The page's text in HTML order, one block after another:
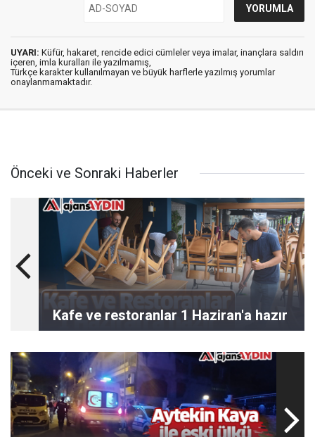
UYARI: Küfür, hakaret, rencide edici cümleler veya imalar, inançlara saldırı
içeren, imla kuralları ile yazılmamış,
Türkçe karakter kullanılmayan ve büyük harflerle yazılmış yorumlar
onaylanmamaktadır.
Önceki ve Sonraki Haberler
Kafe ve restoranlar 1 Haziran'a hazır